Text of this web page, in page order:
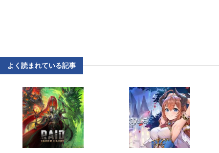
よく読まれている記事